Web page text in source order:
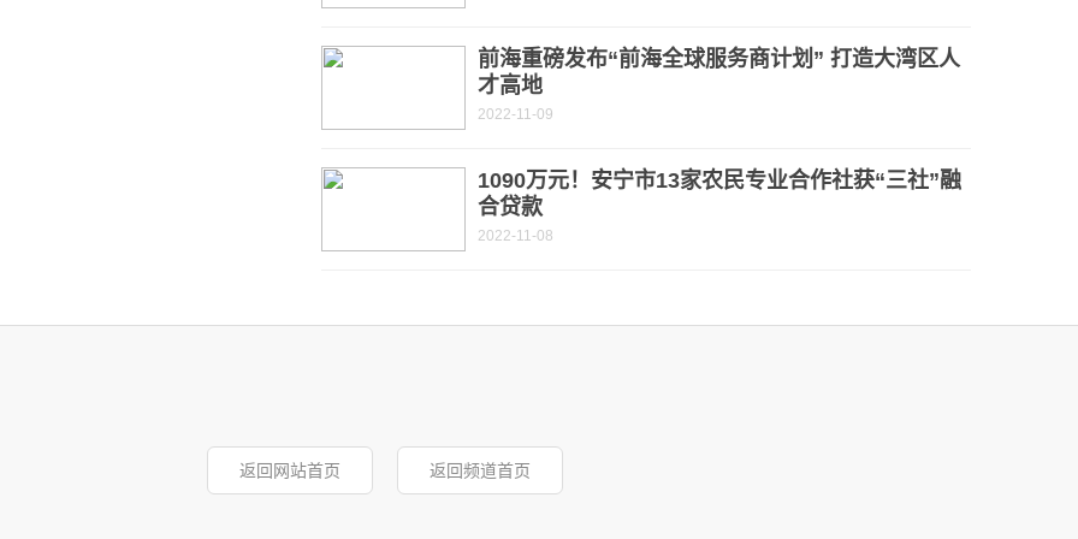
前海重磅发布“前海全球服务商计划” 打造大湾区人
才高地
2022-11-09
1090万元！安宁市13家农民专业合作社获“三社”融
合贷款
2022-11-08
返回网站首页 返回频道首页